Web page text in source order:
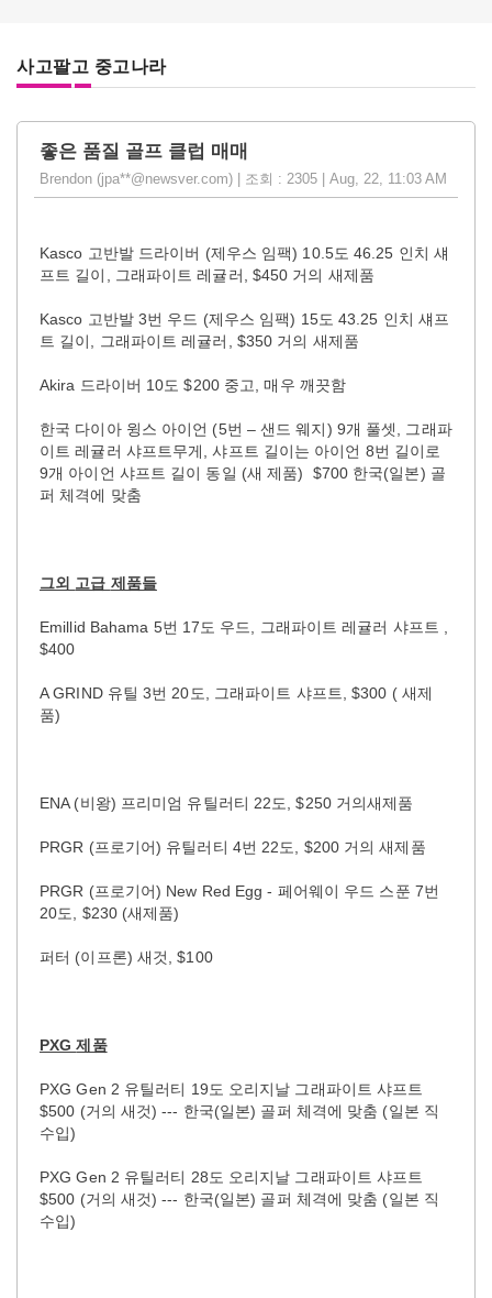
사고팔고 중고나라
좋은 품질 골프 클럽 매매
Brendon (jpa**@newsver.com) | 조회 : 2305 | Aug, 22, 11:03 AM
Kasco 고반발 드라이버 (제우스 임팩) 10.5도 46.25 인치 섀
프트 길이, 그래파이트 레귤러, $450 거의 새제품
Kasco 고반발 3번 우드 (제우스 임팩) 15도 43.25 인치 섀프
트 길이, 그래파이트 레귤러, $350 거의 새제품
Akira 드라이버 10도 $200 중고, 매우 깨끗함
한국 다이아 윙스 아이언 (5번 – 샌드 웨지) 9개 풀셋, 그래파
이트 레귤러 샤프트무게, 샤프트 길이는 아이언 8번 길이로
9개 아이언 샤프트 길이 동일 (새 제품) $700 한국(일본) 골
퍼 체격에 맞춤
그외 고급 제품들
Emillid Bahama 5번 17도 우드, 그래파이트 레귤러 샤프트 ,
$400
A GRIND 유틸 3번 20도, 그래파이트 샤프트, $300 ( 새제
품)
ENA (비왕) 프리미엄 유틸러티 22도, $250 거의새제품
PRGR (프로기어) 유틸러티 4번 22도, $200 거의 새제품
PRGR (프로기어) New Red Egg - 페어웨이 우드 스푼 7번
20도, $230 (새제품)
퍼터 (이프론) 새것, $100
PXG제품
PXG Gen 2 유틸러티 19도 오리지날 그래파이트 샤프트
$500 (거의 새것) --- 한국(일본) 골퍼 체격에 맞춤 (일본 직
수입)
PXG Gen 2 유틸러티 28도 오리지날 그래파이트 샤프트
$500 (거의 새것) --- 한국(일본) 골퍼 체격에 맞춤 (일본 직
수입)